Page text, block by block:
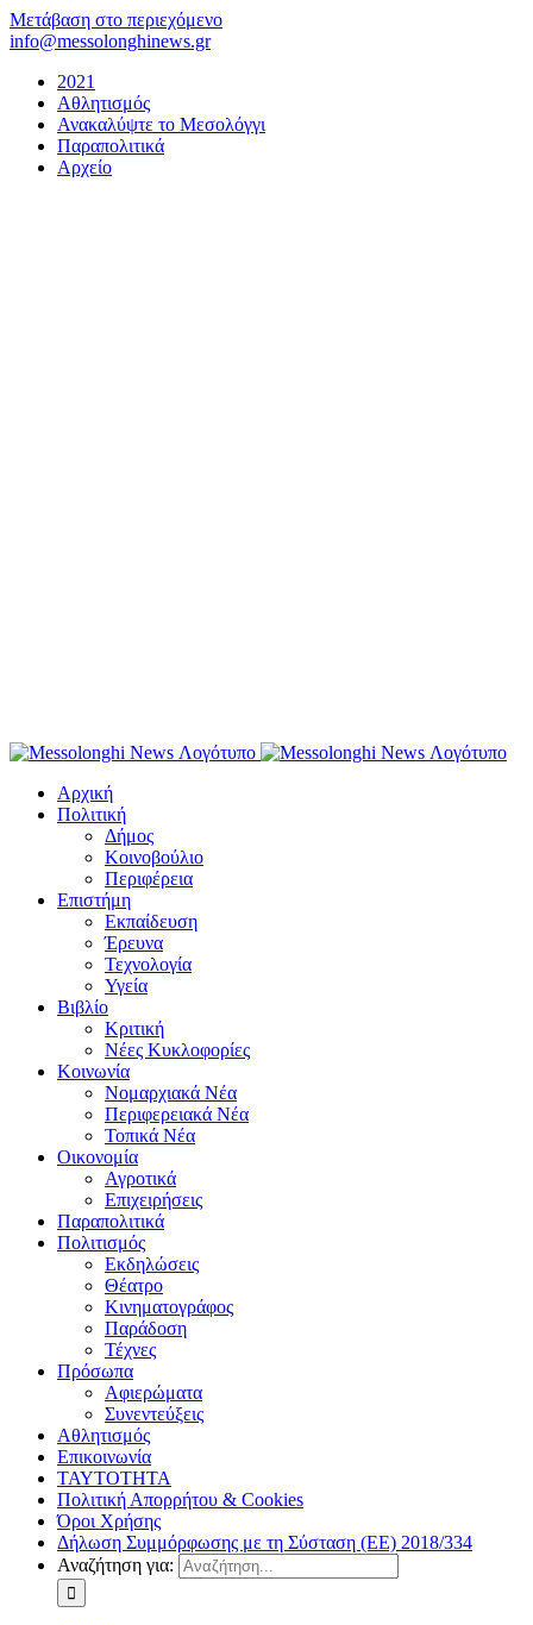
Μετάβαση στο περιεχόμενο
info@messolonghinews.gr
2021
Αθλητισμός
Ανακαλύψτε το Μεσολόγγι
Παραπολιτικά
Αρχείο
Αρχική
Πολιτική
Δήμος
Κοινοβούλιο
Περιφέρεια
Επιστήμη
Εκπαίδευση
Έρευνα
Τεχνολογία
Υγεία
Βιβλίο
Κριτική
Νέες Κυκλοφορίες
Κοινωνία
Νομαρχιακά Νέα
Περιφερειακά Νέα
Τοπικά Νέα
Οικονομία
Αγροτικά
Επιχειρήσεις
Παραπολιτικά
Πολιτισμός
Εκδηλώσεις
Θέατρο
Κινηματογράφος
Παράδοση
Τέχνες
Πρόσωπα
Αφιερώματα
Συνεντεύξεις
Αθλητισμός
Επικοινωνία
ΤΑΥΤΟΤΗΤΑ
Πολιτική Απορρήτου & Cookies
Όροι Χρήσης
Δήλωση Συμμόρφωσης με τη Σύσταση (ΕΕ) 2018/334
Αναζήτηση για: